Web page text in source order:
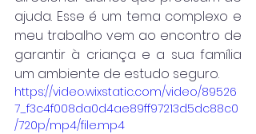
ajuda. Esse é um tema complexo e
meu trabalho vem ao encontro de
garantir à criança e a sua família
um ambiente de estudo seguro.
https://video.wixstatic.com/video/89526
7_f3c4f008da0d4ae89ff97213d5dc88c0
/720p/mp4/file.mp4